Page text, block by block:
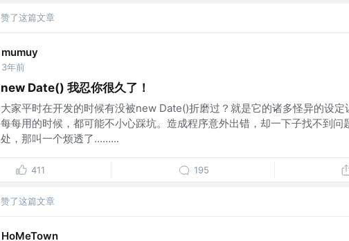
赞了这篇文章
mumuy
3年前
new Date() 我忍你很久了！
大家平时在开发的时候有没被new Date()折磨过？就是它的诸多怪异的设定
每每用的时候，都可能不小心踩坑。造成程序意外出错，却一下子找不到问
处，那叫一个烦透了……...
411 195
赞了这篇文章
HoMeTown